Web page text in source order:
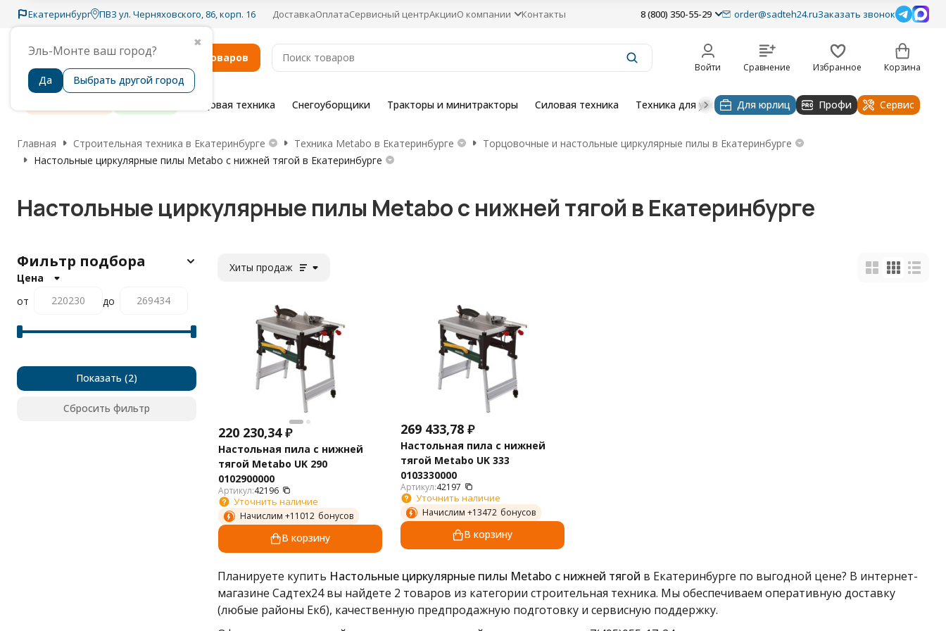
Екатеринбург
✖
Эль-Монте ваш город?
Да Выбрать другой город
ПВЗ ул. Черняховского, 86, корп. 16 ДоставкаОплатаСервисный центрАкцииО компании Контакты 8 (800) 350-55-29 order@sadteh24.ruЗаказать звонок
Каталог товаров
Войти Сравнение Избранное Корзина
Садовая техника Снегоуборщики Тракторы и минитракторы Силовая техника Техника для уборки Строительная техника
Для юрлиц Профи Сервис
Главная Строительная техника в Екатеринбурге Техника Metabo в Екатеринбурге
Торцовочные и настольные циркулярные пилы в Екатеринбурге
Настольные циркулярные пилы Metabo с нижней тягой в Екатеринбурге
Настольные циркулярные пилы Metabo с нижней тягой в Екатеринбурге
Хиты продаж
220 230,34 ₽
Настольная пила с нижней
тягой Metabo UK 290
0102900000
Артикул:42196
Уточнить наличие
Начислим +11012 бонусов
В корзину
269 433,78 ₽
Настольная пила с нижней
тягой Metabo UK 333
0103330000
Артикул:42197
Уточнить наличие
Начислим +13472 бонусов
В корзину
Планируете купить Настольные циркулярные пилы Metabo с нижней тягой в Екатеринбурге по выгодной цене? В интернет-
магазине Садтех24 вы найдете 2 товаров из категории строительная техника. Мы обеспечиваем оперативную доставку
(любые районы Екб), качественную предпродажную подготовку и сервисную поддержку.
Фильтр подбора
Цена
от
до
Показать
Сбросить фильтр